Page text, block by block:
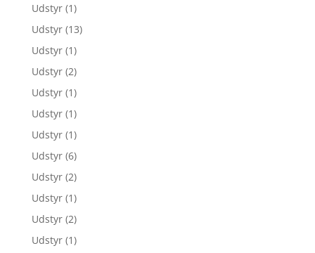
Udstyr (1)
Udstyr (13)
Udstyr (1)
Udstyr (2)
Udstyr (1)
Udstyr (1)
Udstyr (1)
Udstyr (6)
Udstyr (2)
Udstyr (1)
Udstyr (2)
Udstyr (1)